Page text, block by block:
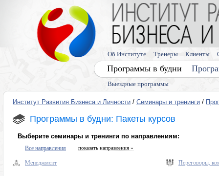
Выездные программы
Программы в будни
Об Институте Тренеры Клиенты
Институт Развития Бизнеса и Личности / Семинары и тренинги /
Программы в будни: Пакеты курсов
Выберите семинары и тренинги по направлениям:
Все направления показать направления »
Менеджмент
Переговоры,